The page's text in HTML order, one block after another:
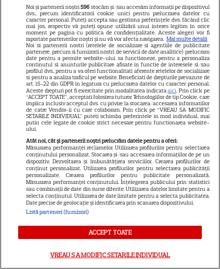
Câte calorii are pepenele roșu
– beneficii și contraindicații
ALTE ARTICOLE
INTERESANTE
VEDETE STRĂINE
Marvel are un nou Black
Panther. David Jonsson preia
moștenirea lui Chadwick
Noi și partenerii noștri596 stocăm și/sau accesăm informații pe dispozitivul
dvs., precum identificatorii cookie unici pentru prelucrarea datelor cu
caracter personal. Puteți accepta sau gestiona preferințele dvs. făcând clic
mai jos, respectiv vă puteți opune utilizării unui interes legitim în orice
moment pe pagina cu politica de confidențialitate. Aceste alegeri vor fi
raportate partenerilor noștri și nu vă vor afecta navigarea. Mai multe detalii
Noi si partenerii nostri (retelele de socializare si agentiile de publicitate
partenere, precum si furnizorii nostri de servicii de date analitice) prelucram
date pentru a permite website-ului sa functioneze, pentru a personaliza
continutul si anunturile publicitare afisate in functie de interesele si/sau
profilul dvs., pentru a va oferi functionalitati aferente retelelor de socializare
si pentru a analiza traficul pe website. Beneficiati de drepturile prevazute de
art. 15-22 din GDPR in legatura cu prelucrarea datelor cu caracter personal.
Aceste drepturi pot fi exercitate prin modalitatea indicataaici. Prin click pe
“ACCEPT TOATE”, acceptati folosirea tuturor Tehnologiilor de tip Cookie, care
implica inclusiv acceptul dvs. cu privire la stocarea/accesarea informatiilor
de catre Vendor-ii cu care colaboram. Prin click pe “VREAU SA MODIFIC
SETARILE INDIVIDUAL” puteti schimba preferintele in mod individual, mai
putin cele legate de cookie strict necesare pentru functionarea website-
ului.
Atât noi, cât și partenerii noștri prelucrăm datele pentru a oferi:
Măsurarea performanței reclamelor. Utilizarea profilurilor pentru selectarea
conținutului personalizat. Stocarea și/sau accesarea informațiilor de pe un
dispozitiv. Dezvoltarea și îmbunătățirea serviciilor. Crearea profilurilor de
conținut personalizat. Utilizarea profilurilor pentru selectarea publicității
personalizate. Crearea profilurilor pentru publicitate personalizată.
Măsurarea performanței conținutului. Înțelegerea publicului prin statistici
sau combinații de date din surse diferite. Utilizarea datelor limitate pentru a
selecta conținutul. Utilizarea de date limitate pentru a selecta publicitatea.
Date precise de geolocație și identificarea prin scanarea dispozitivului.
Listă parteneri (furnizori)
ACCEPT TOATE
VREAU SA MODIFIC SETARILE INDIVIDUAL